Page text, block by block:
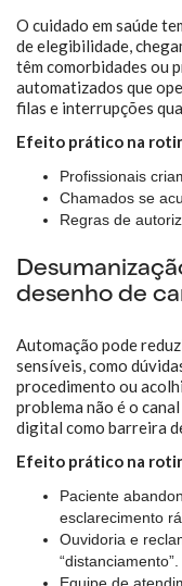
O cuidado em saúde
de elegibilidade,
têm comorbidades ou
automatizados que
filas e interrupções
Efeito prático na
Profissionais
Chamados se
Regras de
desenho de
Automação pode
sensíveis, como
procedimento ou
problema não é o
digital como barreira
Efeito prático na
Paciente
esclarecimento
Ouvidoria e
“distanciamento”.